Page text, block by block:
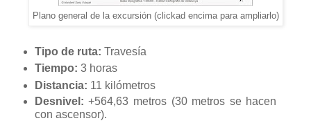
Plano general de la excursión (clickad encima para ampliarlo)
Tipo de ruta: Travesía
Tiempo: 3 horas
Distancia: 11 kilómetros
Desnivel: +564,63 metros(30 metros se hacen
con ascensor).